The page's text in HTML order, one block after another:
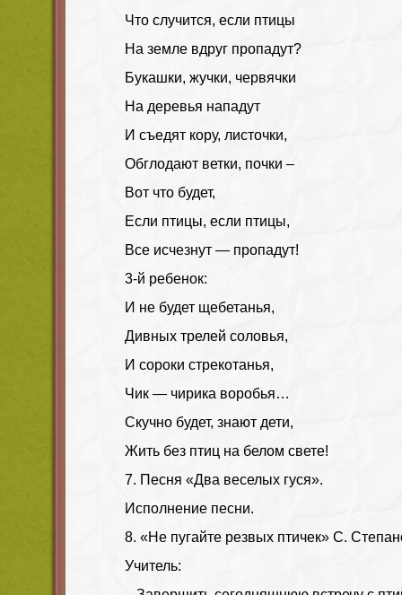
Что случится, если птицы
На земле вдруг пропадут?
Букашки, жучки, червячки
На деревья нападут
И съедят кору, листочки,
Обглодают ветки, почки –
Вот что будет,
Если птицы, если птицы,
Все исчезнут — пропадут!
3-й ребенок:
И не будет щебетанья,
Дивных трелей соловья,
И сороки стрекотанья,
Чик — чирика воробья…
Скучно будет, знают дети,
Жить без птиц на белом свете!
7. Песня «Два веселых гуся».
Исполнение песни.
8. «Не пугайте резвых птичек» С.
Учитель: